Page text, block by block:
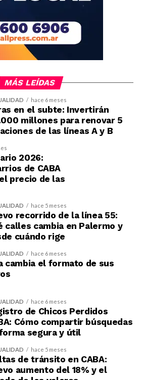
MÁS LEÍDAS
hace 6 meses
en el subte: Invertirán
millones para renovar 5
de las líneas A y B
2026:
de CABA
precio de las
hace 5 meses
recorrido de la línea 55:
calles cambia en Palermo y
cuándo rige
hace 6 meses
cambia el formato de sus
hace 6 meses
de Chicos Perdidos
Cómo compartir búsquedas
segura y útil
hace 5 meses
de tránsito en CABA:
aumento del 18% y el